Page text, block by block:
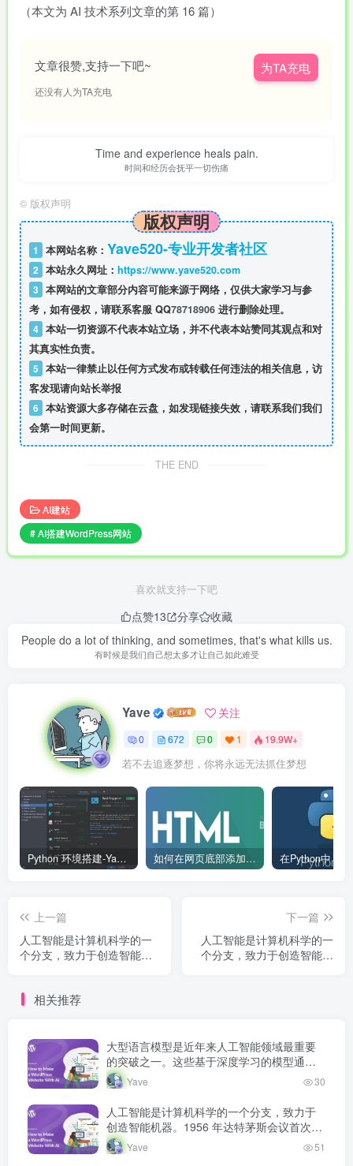
（本文为 AI 技术系列文章的第 16 篇）
文章很赞,支持一下吧~
还没有人为TA充电
为TA充电
Time and experience heals pain.
时间和经历会抚平一切伤痛
© 版权声明
版权声明
1 本网站名称： Yave520-专业开发者社区
2 本站永久网址： https://www.yave520.com
3 本网站的文章部分内容可能来源于网络，仅供大家学习与参
考，如有侵权，请联系客服 QQ78718906 进行删除处理。
4 本站一切资源不代表本站立场，并不代表本站赞同其观点和对
其真实性负责。
5 本站一律禁止以任何方式发布或转载任何违法的相关信息，访
客发现请向站长举报
6 本站资源大多存储在云盘，如发现链接失效，请联系我们我们
会第一时间更新。
THE END
AI建站
# AI搭建WordPress网站
喜欢就支持一下吧
点赞13 分享
收藏
People do a lot of thinking, and sometimes, that's what kills us.
有时候是我们自己想太多才让自己如此难受
Yave 关注
0 672 0 1 19.9W+
若不去追逐梦想，你将永远无法抓住梦想
Python 环境搭建-Yave520-专业开发者社区 如何在网页底部添加版权信息？
上一篇
人工智能是计算机科学的一
个分支，致力于创造智能机
经历多次发展高潮和低谷，
下一篇
人工智能是计算机科学的一
个分支，致力于创造智能机
相关推荐
大型语言模型是近年来人工智能领域最重要
的突破之一。这些基于深度学习的模型通过
海量文本数据的预训练，获得了强大的语言
理解和生成能力，正在深刻改变人机交互的
方式。
Yave 30
人工智能是计算机科学的一个分支，致力于
创造智能机器。1956 年达特茅斯会议首次提
出人工智能概念，此后经历多次发展高潮和
低谷，如今深度学习技术将 AI 推…
Yave 51